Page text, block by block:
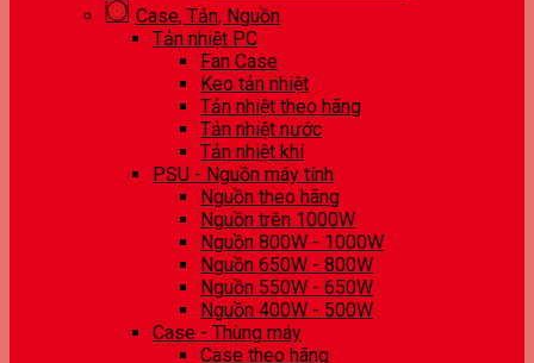
Case, Tản, Nguồn
Tản nhiệt PC
Fan Case
Keo tản nhiệt
Tản nhiệt theo hãng
Tản nhiệt nước
Tản nhiệt khí
PSU - Nguồn máy tính
Nguồn theo hãng
Nguồn trên 1000W
Nguồn 800W - 1000W
Nguồn 650W - 800W
Nguồn 550W - 650W
Nguồn 400W - 500W
Case - Thùng máy
Case theo hãng